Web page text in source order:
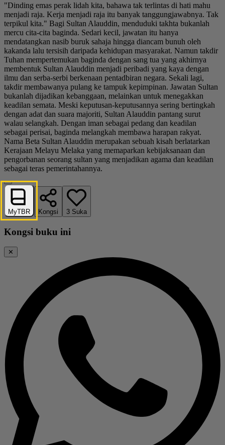
"Dinding emas perak lidah kita, bahawa tak terlintas di hati mahu
menjadi raja. Kerja menjadi raja itu banyak tanggungjawabnya. Tak
terpikul kita." Bagi Sultan Alauddin, menduduki takhta bukanlah
mercu cita-cita baginda. Sedari kecil, jawatan itu hanya
mendatangkan nasib buruk sahaja hingga diancam bunuh oleh
kakanda lalu tersisih daripada kehidupan masyarakat. Namun takdir
Tuhan mempertemukan baginda dengan sang tua yang akhirnya
membentuk Sultan Alauddin menjadi peribadi yang kaya dengan
ilmu dan serba-serbi berkenaan pentadbiran negara. Sekali lagi,
takdir membawanya pulang ke tampuk kepimpinan. Jawatan Sultan
bukanlah dijadikan kebanggaan, melainkan untuk menegakkan
keadilan semata. Meski keputusan-keputusannya sering bertingkah
dengan adat dan suara majoriti, Sultan Alauddin pantang surut
walau selangkah. Dengan iman sebagai pedang dan keadilan
sebagai perisai, baginda melangkah membawa harapan rakyat.
Nama Beta Sultan Alauddin merupakan sebuah kisah berlatarkan
Kerajaan Melayu Melaka yang memaparkan kebijaksanaan dan
pengorbanan seorang sultan yang menjadikan agama dan keadilan
sebagai teras pemerintahannya.
MyTBR Kongsi 3 Suka
Kongsi buku ini
✕